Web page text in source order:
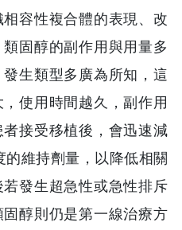
容性複合體的表現、改
固醇的副作用與用量多
生類型多廣為所知，這
使用時間越久，副作用
接受移植後，會迅速減
維持劑量，以降低相關
發生超急性或急性排斥
醇則仍是第一線治療方